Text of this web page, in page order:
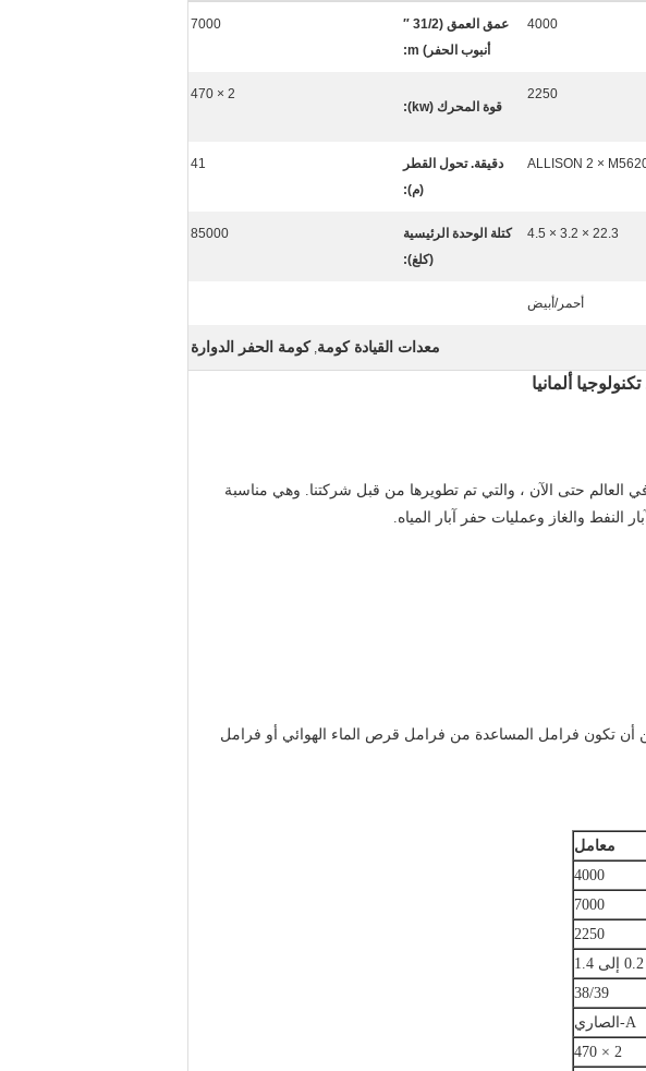
4000
عمق العمق (31/2 ″
أنبوب الحفر) m:
7000
2250
قوة المحرك (kw):
2 × 470
ALLISON 2 ×
دقيقة. تحول القطر
(م):
41
22.3 × 3.2 × 4.5
كتلة الوحدة الرئيسية
(كلغ):
85000
أحمر/أبيض
معدات القيادة كومة, كومة الحفر الدوارة
وهي مناسبة
أن تكون فرامل المساعدة من فرامل قرص الماء الهوائي أو فرامل
معامل
4000
7000
2250
0.2 إلى 1.4
38/39
A-الصاري
2 × 470